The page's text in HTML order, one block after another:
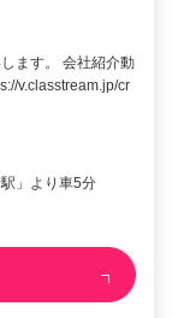
ます。 会社紹介動
v.classtream.jp/cr
」より車5分